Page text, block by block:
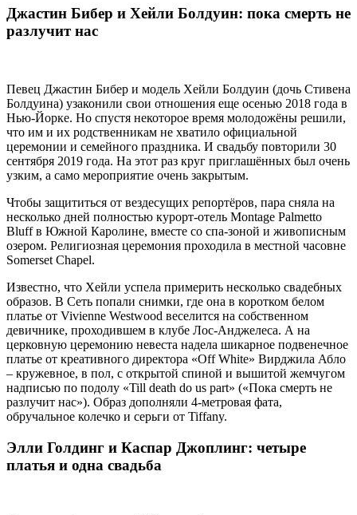
Джастин Бибер и Хейли Болдуин: пока смерть не
разлучит нас
Певец Джастин Бибер и модель Хейли Болдуин (дочь Стивена
Болдуина) узаконили свои отношения еще осенью 2018 года в
Нью-Йорке. Но спустя некоторое время молодожёны решили,
что им и их родственникам не хватило официальной
церемонии и семейного праздника. И свадьбу повторили 30
сентября 2019 года. На этот раз круг приглашённых был очень
узким, а само мероприятие очень закрытым.
Чтобы защититься от вездесущих репортёров, пара сняла на
несколько дней полностью курорт-отель Montage Palmetto
Bluff в Южной Каролине, вместе со спа-зоной и живописным
озером. Религиозная церемония проходила в местной часовне
Somerset Chapel.
Известно, что Хейли успела примерить несколько свадебных
образов. В Сеть попали снимки, где она в коротком белом
платье от Vivienne Westwood веселится на собственном
девичнике, проходившем в клубе Лос-Анджелеса. А на
церковную церемонию невеста надела шикарное подвенечное
платье от креативного директора «Off White» Вирджила Абло
– кружевное, в пол, с открытой спиной и вышитой жемчугом
надписью по подолу «Till death do us part» («Пока смерть не
разлучит нас»). Образ дополняли 4-метровая фата,
обручальное колечко и серьги от Tiffany.
Элли Голдинг и Каспар Джоплинг: четыре
платья и одна свадьба